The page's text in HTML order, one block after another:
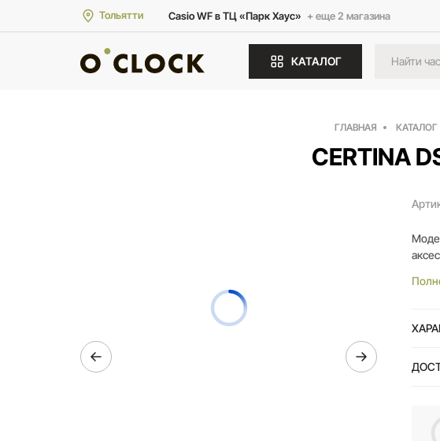
Тольятти Casio WF в ТЦ «Парк Хаус» + еще 2 магазина
КАТАЛОГ
ГЛАВНАЯ КАТАЛОГ
CERTINA